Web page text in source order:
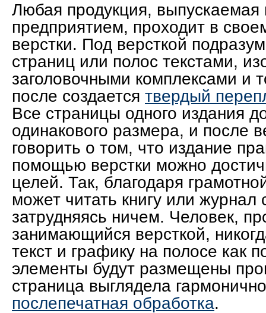
Любая продукция, выпускаемая
предприятием, проходит в
верстки. Под версткой
страниц или полос текстами,
заголовочными комплексами и
после создается твердый
Все страницы одного издания
одинакового размера, и после
говорить о том, что издание
помощью верстки можно
целей. Так, благодаря
может читать книгу или
затрудняясь ничем. Человек,
занимающийся версткой,
текст и графику на полосе как
элементы будут размещены
страница выглядела
послепечатная обработка.